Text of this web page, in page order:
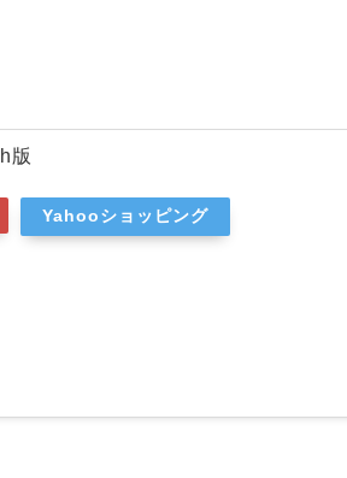
版
Yahooショッピング